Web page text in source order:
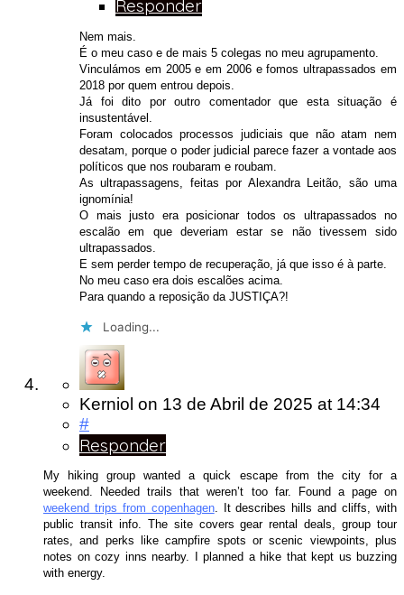
Responder
Nem mais.
É o meu caso e de mais 5 colegas no meu agrupamento.
Vinculámos em 2005 e em 2006 e fomos ultrapassados em
2018 por quem entrou depois.
Já foi dito por outro comentador que esta situação é
insustentável.
Foram colocados processos judiciais que não atam nem
desatam, porque o poder judicial parece fazer a vontade aos
políticos que nos roubaram e roubam.
As ultrapassagens, feitas por Alexandra Leitão, são uma
ignomínia!
O mais justo era posicionar todos os ultrapassados no
escalão em que deveriam estar se não tivessem sido
ultrapassados.
E sem perder tempo de recuperação, já que isso é à parte.
No meu caso era dois escalões acima.
Para quando a reposição da JUSTIÇA?!
Loading...
Kerniol on 13 de Abril de 2025 at 14:34
#
Responder
My hiking group wanted a quick escape from the city for a
weekend. Needed trails that weren’t too far. Found a page on
weekend trips from copenhagen. It describes hills and cliffs, with
public transit info. The site covers gear rental deals, group tour
rates, and perks like campfire spots or scenic viewpoints, plus
notes on cozy inns nearby. I planned a hike that kept us buzzing
with energy.